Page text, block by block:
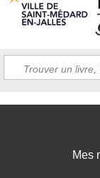
Mes